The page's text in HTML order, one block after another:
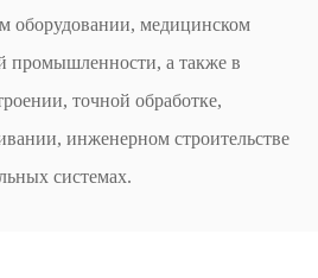
оборудовании, медицинском
промышленности, а также в
точной обработке,
инженерном строительстве
системах.